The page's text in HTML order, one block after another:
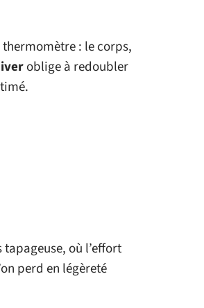
: le corps,
oblige à redoubler
où l’effort
perd en légèreté